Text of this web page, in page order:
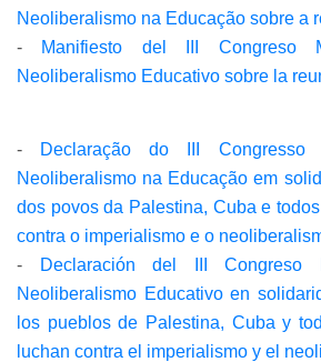
Neoliberalismo na Educação sobre a
- Manifiesto del III Congreso
Neoliberalismo Educativo sobre la
-
Declaração do III
Neoliberalismo na Educação em
dos povos da Palestina, Cuba e
contra o imperialismo e o
-
Declaración del III Congreso
Neoliberalismo Educativo en
los pueblos de Palestina, Cuba y
luchan contra el imperialismo y el